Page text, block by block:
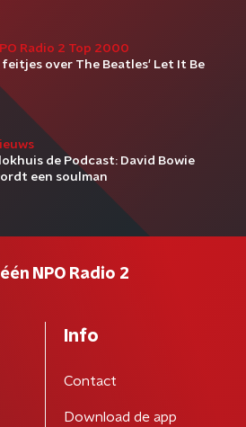
Radio 2 Top 2000
feitjes over The Beatles' Let It Be
de Podcast: David Bowie
een soulman
NPO Radio 2
Info
Contact
Download de app